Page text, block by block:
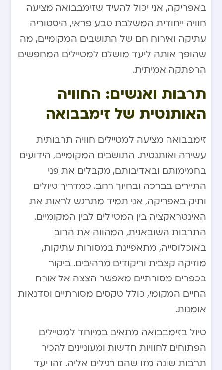
באפריקה, אני יכול להעיד שזימבבואה מציעה
חוויה ייחודית המשלבת טבע פראי, היסטוריה
עתיקה ואירוח חם של התושבים המקומיים, מה
שהופך אותה ליעד מושלם למטיילים המחפשים
הרפתקה אמיתית.
תרבות ואנשים: החוויה
האותנטית של זימבבואה
זימבבואה מציעה למטיילים חוויה תרבותית
עשירה ואותנטית. התושבים המקומיים, הידועים
בחמימותם ובאדיבותם, מקבלים את פני
התיירים בברכה ובחיוך רחב. כמדריך טיולים
ותיק באפריקה, אני תמיד מתרגש לראות את
האינטראקציה בין המטיילים לבין המקומיים.
התרבות השובאנית, המהווה את הרוב
באוכלוסייה, מתאפיינת במסורות עתיקות,
מוזיקה קצבית וריקודים מרהיבים. ביקור
בכפרים מסורתיים מאפשר הצצה אל אורח
החיים המקומי, כולל טקסים מסורתיים וסדנאות
אומנות.
טיול בזימבבואה מתאים במיוחד למטיילים
הפתוחים לחוויות חדשות ומעוניינים להכיר
תרבות שונה מזו שהם רגילים אליה. זהו יעד